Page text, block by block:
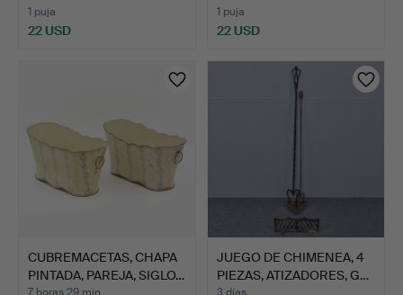
1 puja
22 USD
1 puja
22 USD
CUBREMACETAS, CHAPA
PINTADA, PAREJA, SIGLO…
7 horas 29 min
JUEGO DE CHIMENEA, 4
PIEZAS, ATIZADORES, G…
3 días